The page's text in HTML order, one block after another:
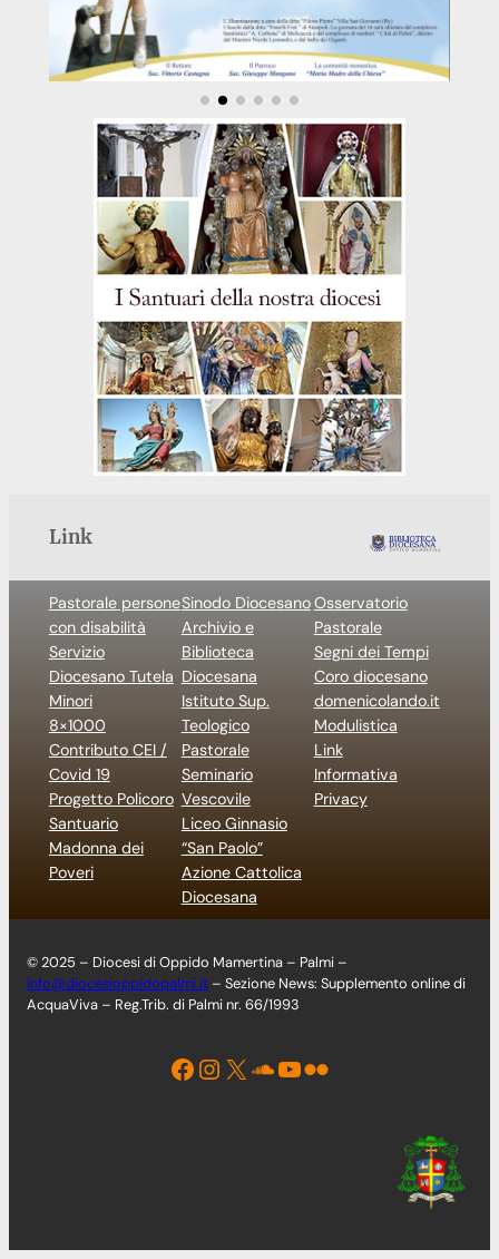
Link
Pastorale persone
con disabilità
Servizio
Diocesano Tutela
Minori
8×1000
Contributo CEI /
Covid 19
Progetto Policoro
Santuario
Madonna dei
Poveri
Sinodo Diocesano
Archivio e
Biblioteca
Diocesana
Istituto Sup.
Teologico
Pastorale
Seminario
Vescovile
Liceo Ginnasio
“San Paolo”
Azione Cattolica
Diocesana
Osservatorio
Pastorale
Segni dei Tempi
Coro diocesano
domenicolando.it
Modulistica
Link
Informativa
Privacy
© 2025 – Diocesi di Oppido Mamertina – Palmi –
info@diocesioppidopalmi.it – Sezione News: Supplemento online di
AcquaViva – Reg.Trib. di Palmi nr. 66/1993
Facebook Instagram X Soundcloud YouTube Flickr